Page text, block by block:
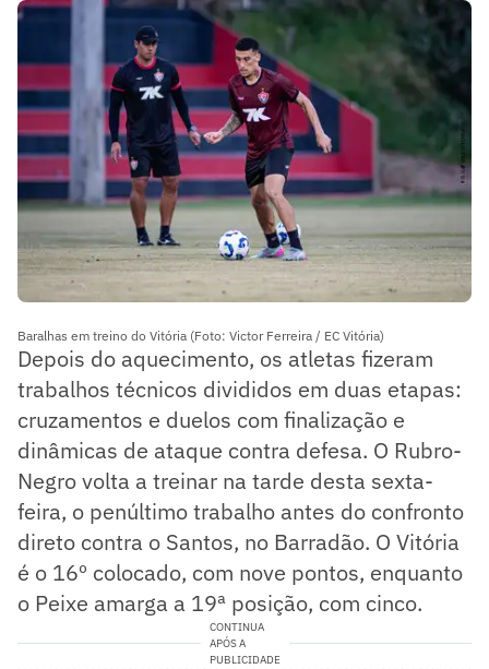
Baralhas em treino do Vitória (Foto: Victor Ferreira / EC Vitória)
Depois do aquecimento, os atletas fizeram
trabalhos técnicos divididos em duas etapas:
cruzamentos e duelos com finalização e
dinâmicas de ataque contra defesa. O Rubro-
Negro volta a treinar na tarde desta sexta-
feira, o penúltimo trabalho antes do confronto
direto contra o Santos, no Barradão. O Vitória
é o 16º colocado, com nove pontos, enquanto
o Peixe amarga a 19ª posição, com cinco.
CONTINUA
APÓS A
PUBLICIDADE